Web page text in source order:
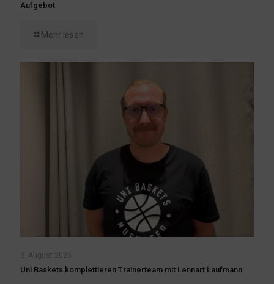
Aufgebot
Mehr lesen
3. August 2026
Uni Baskets komplettieren Trainerteam mit Lennart Laufmann